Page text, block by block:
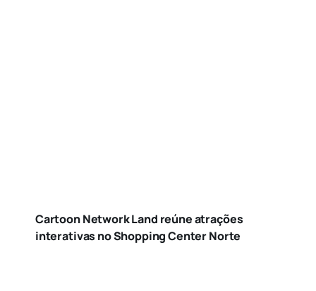
Cartoon Network Land reúne atrações
interativas no Shopping Center Norte